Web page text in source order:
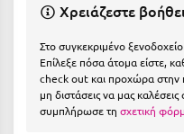
Θεσσαλονίκη
Χρειάζεστε
Στο συγκεκριμένο
Επίλεξε πόσα άτομα είστε,
check out και προχώρα στην
μη διστάσεις να μας
συμπλήρωσε τη σχετική